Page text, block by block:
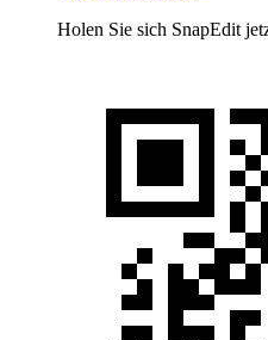
Holen Sie sich SnapEdit